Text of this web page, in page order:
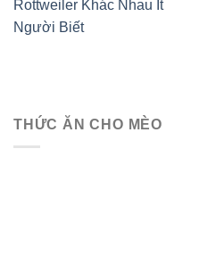
Rottweiler Khác Nhau Ít
Người Biết
THỨC ĂN CHO MÈO